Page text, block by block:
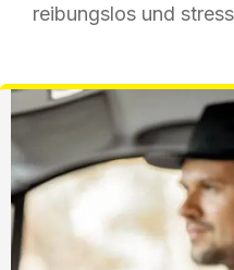
reibungslos und